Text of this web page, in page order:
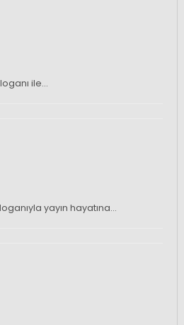
ile…
yayın hayatına…